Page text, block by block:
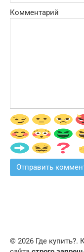
Комментарий
© 2026 Где